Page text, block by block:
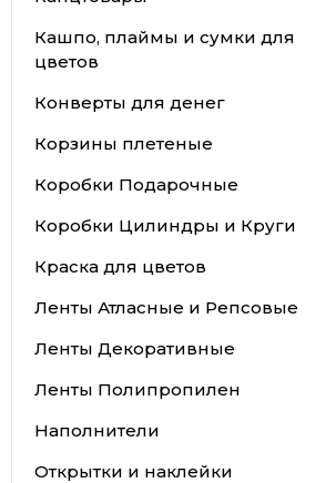
Кашпо, плаймы и сумки для
цветов
Конверты для денег
Корзины плетеные
Коробки Подарочные
Коробки Цилиндры и Круги
Краска для цветов
Ленты Атласные и Репсовые
Ленты Декоративные
Ленты Полипропилен
Наполнители
Открытки и наклейки